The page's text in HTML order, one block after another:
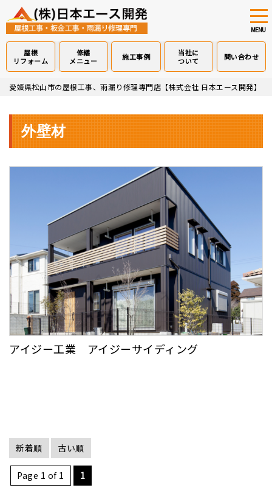
Skip
content
MENU
屋根
リフォーム
修繕
メニュー
施工事例
当社に
ついて
問い合わせ
愛媛県松山市の屋根工事、雨漏り修理専門店【株式会社 日本エース開発】
外壁材
アイジー工業 アイジーサイディング
新着順 古い順
Page 1 of 1 1